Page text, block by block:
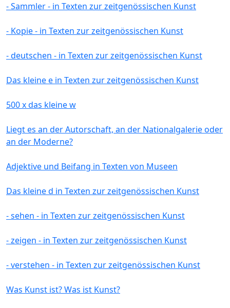
- Sammler - in Texten zur zeitgenössischen Kunst
- Kopie - in Texten zur zeitgenössischen Kunst
- deutschen - in Texten zur zeitgenössischen Kunst
Das kleine e in Texten zur zeitgenössischen Kunst
500 x das kleine w
Liegt es an der Autorschaft, an der Nationalgalerie oder
an der Moderne?
Adjektive und Beifang in Texten von Museen
Das kleine d in Texten zur zeitgenössischen Kunst
- sehen - in Texten zur zeitgenössischen Kunst
- zeigen - in Texten zur zeitgenössischen Kunst
- verstehen - in Texten zur zeitgenössischen Kunst
Was Kunst ist? Was ist Kunst?